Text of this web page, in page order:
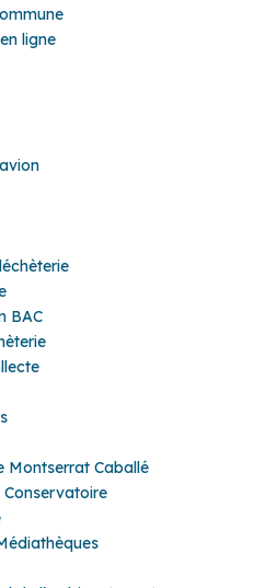
ligne
BAC
Montserrat Caballé
Conservatoire